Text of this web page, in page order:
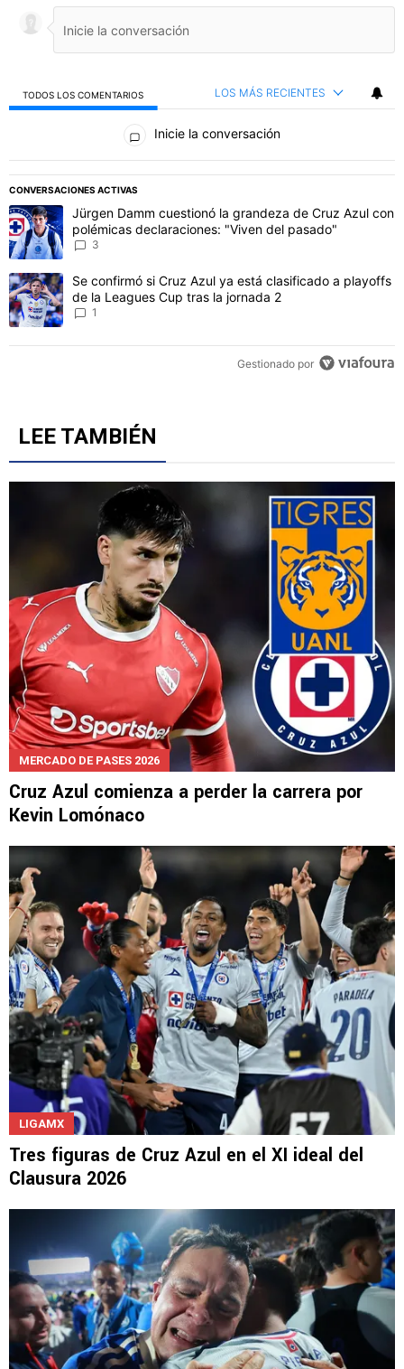
TODOS LOS COMENTARIOS LOS MÁS RECIENTES
Todos los comentarios
Inicie la conversación
CONVERSACIONES ACTIVAS
Este listado muestra los artículos con más comentarios en los
Un artículo de tendencia con el título "Jürgen Damm cuestionó la
Jürgen Damm cuestionó la grandeza de Cruz Azul con
polémicas declaraciones: "Viven del pasado"
Un artículo de tendencia con el título "Se confirmó si Cruz Azul
Se confirmó si Cruz Azul ya está clasificado a playoffs
LEE TAMBIÉN
Cruz Azul comienza a perder la carrera por
Kevin Lomónaco
Tres figuras de Cruz Azul en el XI ideal del
Clausura 2026